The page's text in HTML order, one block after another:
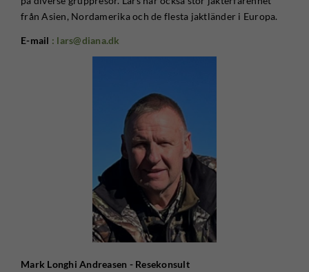
från Asien, Nordamerika och de flesta jaktländer i Europa.
E-mail : lars@diana.dk
Mark Longhi Andreasen - Resekonsult